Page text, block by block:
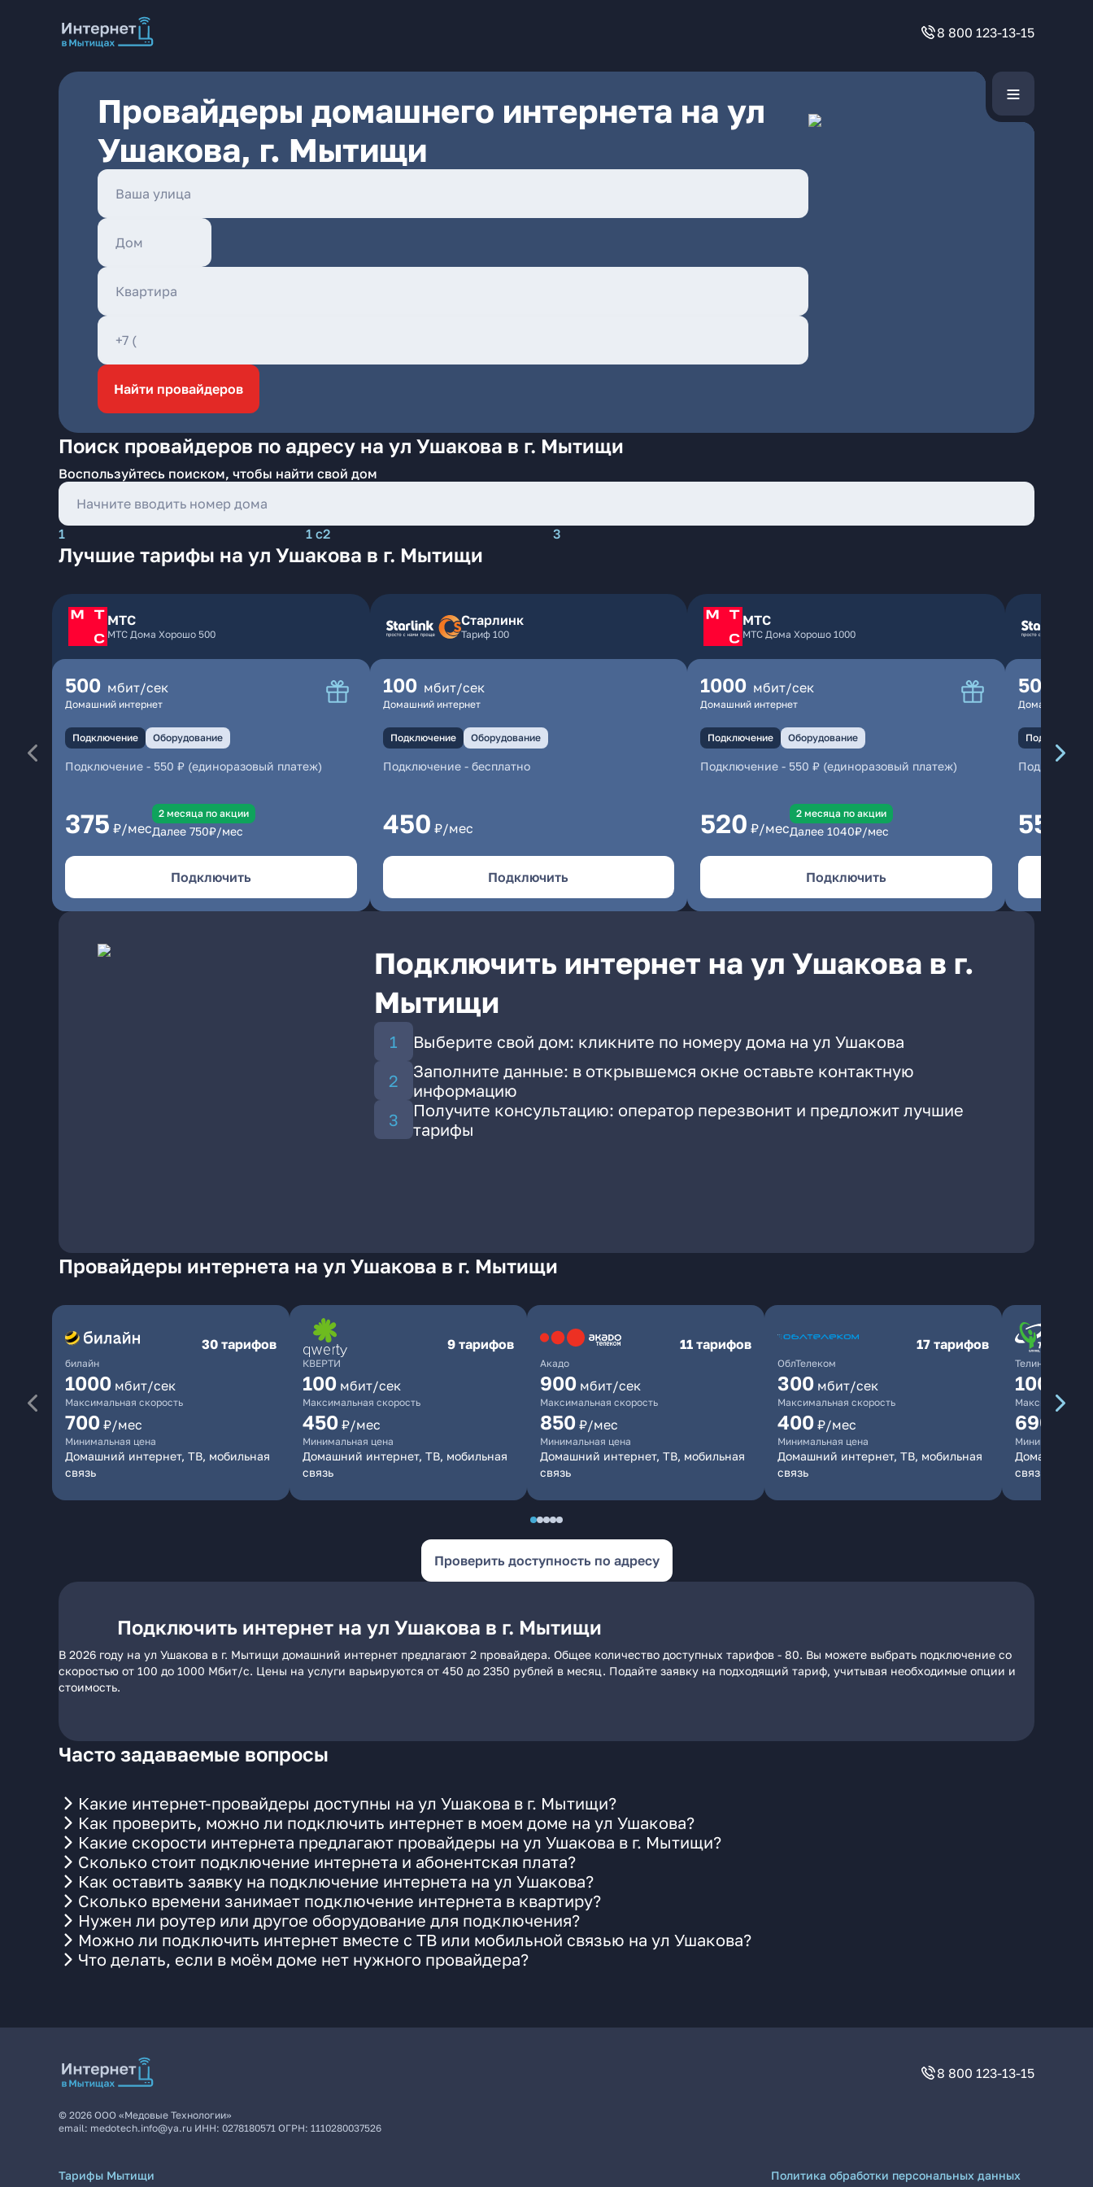
8 800 123-13-15
Провайдеры домашнего интернета на ул
Ушакова, г. Мытищи
Найти провайдеров
Поиск провайдеров по адресу на ул Ушакова в г. Мытищи
Воспользуйтесь поиском, чтобы найти свой дом
1 1 с2 3
Лучшие тарифы на ул Ушакова в г. Мытищи
МТС
МТС Дома Хорошо 500
500 мбит/сек
Домашний интернет
Подключение Оборудование
Подключение - 550 ₽ (единоразовый платеж)
375 ₽/мес
2 месяцa по акции
Далее 750₽/мес
Подключить
Старлинк
Тариф 100
100 мбит/сек
Домашний интернет
Подключение Оборудование
Подключение- бесплатно
450 ₽/мес
Подключить
МТС
МТС Дома Хорошо 1000
1000 мбит/сек
Домашний интернет
Подключение Оборудование
Подключение - 550 ₽ (единоразовый платеж)
520 ₽/мес
2 месяцa по акции
Далее 1040₽/мес
Подключить
500
Домашний
Подключение
550
Подключить интернет на ул Ушакова в г.
Мытищи
Выберите свой дом: кликните по номеру дома на ул Ушакова
Заполните данные: в открывшемся окне оставьте контактную
информацию
Получите консультацию: оператор перезвонит и предложит лучшие
тарифы
Провайдеры интернета на ул Ушакова в г. Мытищи
билайн
30 тарифов
1000 мбит/сек
Максимальная скорость
700 ₽/мес
Минимальная цена
Домашний интернет, ТВ, мобильная
связь
КВЕРТИ
9 тарифов
100 мбит/сек
Максимальная скорость
450 ₽/мес
Минимальная цена
Домашний интернет, ТВ, мобильная
связь
Акадо
11 тарифов
900 мбит/сек
Максимальная скорость
850 ₽/мес
Минимальная цена
Домашний интернет, ТВ, мобильная
связь
ОблТелеком
17 тарифов
300 мбит/сек
Максимальная скорость
400 ₽/мес
Минимальная цена
Домашний интернет, ТВ, мобильная
связь
ТелинКом
1000
Максимальная
690
Минимальная
Домашний
связь
Проверить доступность по адресу
Подключить интернет на ул Ушакова в г. Мытищи
В 2026 году на ул Ушакова в г. Мытищи домашний интернет предлагают 2 провайдера. Общее количество доступных тарифов - 80. Вы можете выбрать подключение со
скоростью от 100 до 1000 Мбит/с. Цены на услуги варьируются от 450 до 2350 рублей в месяц. Подайте заявку на подходящий тариф, учитывая необходимые опции и
стоимость.
Часто задаваемые вопросы
Какие интернет-провайдеры доступны на ул Ушакова в г. Мытищи?
Как проверить, можно ли подключить интернет в моем доме на ул Ушакова?
Какие скорости интернета предлагают провайдеры на ул Ушакова в г. Мытищи?
Сколько стоит подключение интернета и абонентская плата?
Как оставить заявку на подключение интернета на ул Ушакова?
Сколько времени занимает подключение интернета в квартиру?
Нужен ли роутер или другое оборудование для подключения?
Можно ли подключить интернет вместе с ТВ или мобильной связью на ул Ушакова?
Что делать, если в моём доме нет нужного провайдера?
8 800 123-13-15
© 2026 ООО «Медовые Технологии»
email: medotech.info@ya.ru ИНН: 0278180571 ОГРН: 1110280037526
Тарифы Мытищи
Политика обработки персональных данных